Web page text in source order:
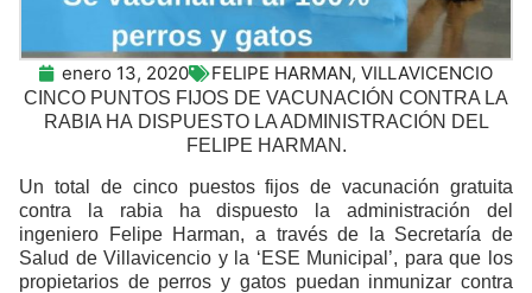
enero 13, 2020 FELIPE HARMAN, VILLAVICENCIO
CINCO PUNTOS FIJOS DE VACUNACIÓN CONTRA LA
RABIA HA DISPUESTO LA ADMINISTRACIÓN DEL
FELIPE HARMAN.
Un total de cinco puestos fijos de vacunación gratuita
contra la rabia ha dispuesto la administración del
ingeniero Felipe Harman, a través de la Secretaría de
Salud de Villavicencio y la ‘ESE Municipal’, para que los
propietarios de perros y gatos puedan inmunizar contra